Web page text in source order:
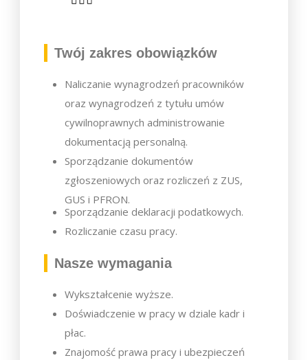
Twój zakres obowiązków
Naliczanie wynagrodzeń pracowników
oraz wynagrodzeń z tytułu umów
cywilnoprawnych administrowanie
dokumentacją personalną.
Sporządzanie dokumentów
zgłoszeniowych oraz rozliczeń z ZUS,
GUS i PFRON.
Sporządzanie deklaracji podatkowych.
Rozliczanie czasu pracy.
Nasze wymagania
Wykształcenie wyższe.
Doświadczenie w pracy w dziale kadr i
płac.
Znajomość prawa pracy i ubezpieczeń